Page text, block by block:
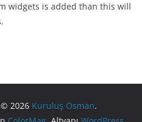
widgets is added than this will
© 2026 Kuruluş Osman.